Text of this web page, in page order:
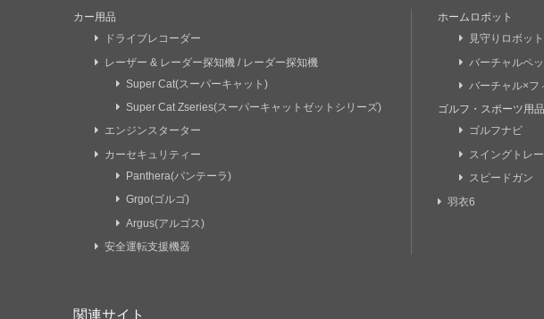
カー用品
ドライブレコーダー
レーザー & レーダー探知機 / レーダー探知機
Super Cat(スーパーキャット)
Super Cat Zseries(スーパーキャットゼットシリーズ)
エンジンスターター
カーセキュリティー
Panthera(パンテーラ)
Grgo(ゴルゴ)
Argus(アルゴス)
安全運転支援機器
ホームロボット
見守りロボット
バーチャルペッ
バーチャル×フ
ゴルフ・スポーツ用品
ゴルフナビ
スイングトレ
スピードガン
羽衣6
関連サイト